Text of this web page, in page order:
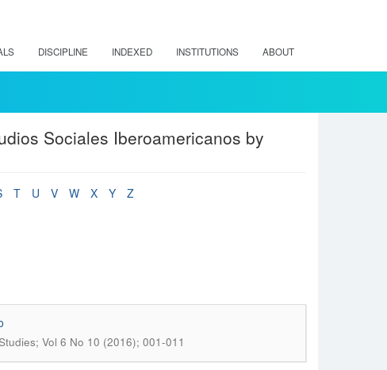
DISCIPLINE INDEXED INSTITUTIONS ABOUT
Sociales Iberoamericanos by
T U V W X Y
Z
Vol 6 No 10 (2016); 001-011